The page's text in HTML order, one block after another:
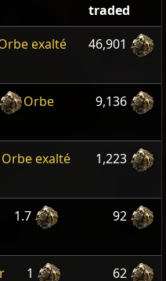
traded
exalté
46,901
Orbe
9,136
Orbe exalté
1,223
1.7
92
1
62